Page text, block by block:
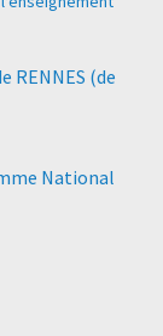
RENNES (de
National